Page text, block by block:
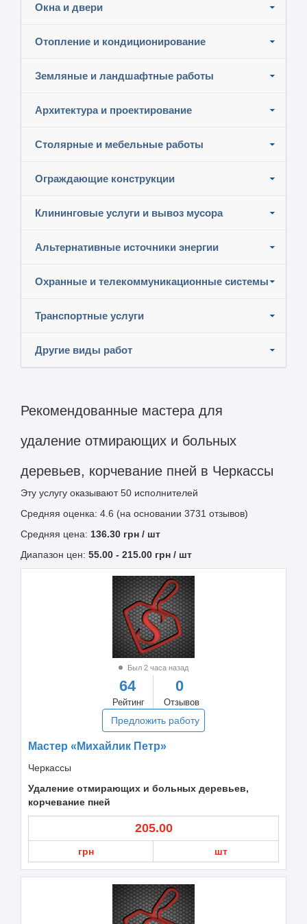
Окна и двери
Отопление и кондиционирование
Земляные и ландшафтные работы
Архитектура и проектирование
Столярные и мебельные работы
Ограждающие конструкции
Клининговые услуги и вывоз мусора
Альтернативные источники энергии
Охранные и телекоммуникационные системы
Транспортные услуги
Другие виды работ
Рекомендованные мастера для
удаление отмирающих и больных
деревьев, корчевание пней в Черкассы
Эту услугу оказывают50 исполнителей
Средняя оценка: 4.6 (на основании 3731 отзывов)
Средняя цена: 136.30 грн / шт
Диапазон цен: 55.00 - 215.00 грн / шт
Был 2 часа назад
64
Рейтинг
0
Отзывов
Предложить работу
Мастер «Михайлик Петр»
Черкассы
Удаление отмирающих и больных деревьев,
корчевание пней
205.00
грн шт